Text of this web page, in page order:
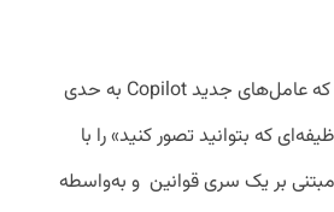
مایکروسافت مدعی است که عامل‌های جدید Copilot به حدی
که بتوانید تصور کنید» را با
مبتنی بر یک سری قوانین و به‌واسطه